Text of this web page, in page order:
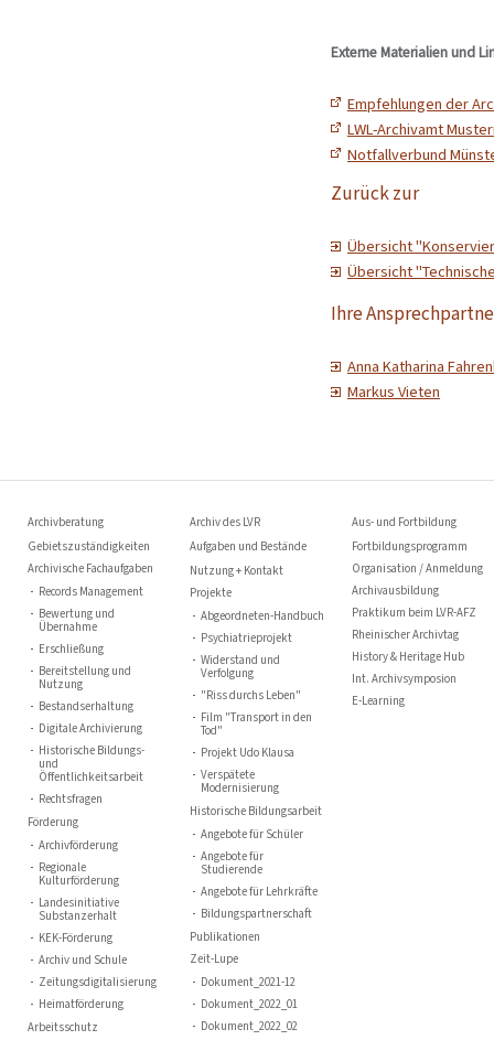
Externe Materialien und
Empfehlungen der
LWL-Archivamt
Notfallverbund
Zurück zur
Übersicht
Übersicht
Ihre
Anna Katharina
Markus Vieten
Archivberatung
Gebietszuständigkeiten
Archivische Fachaufgaben
Records Management
Bewertung und
Übernahme
Erschließung
Bereitstellung und
Nutzung
Bestandserhaltung
Digitale Archivierung
Historische Bildungs-
und
Öffentlichkeitsarbeit
Rechtsfragen
Förderung
Archivförderung
Regionale
Kulturförderung
Landesinitiative
Substanzerhalt
KEK-Förderung
Archiv und Schule
Zeitungsdigitalisierung
Heimatförderung
Arbeitsschutz
Archiv des LVR
Aufgaben und Bestände
Nutzung + Kontakt
Projekte
Abgeordneten-Handbuch
Psychiatrieprojekt
Widerstand und
Verfolgung
"Riss durchs Leben"
Film "Transport in den
Tod"
Projekt Udo Klausa
Verspätete
Modernisierung
Historische Bildungsarbeit
Angebote für Schüler
Angebote für
Studierende
Angebote für Lehrkräfte
Bildungspartnerschaft
Publikationen
Zeit-Lupe
Dokument_2021-12
Dokument_2022_01
Dokument_2022_02
Aus- und Fortbildung
Fortbildungsprogramm
Organisation / Anmeldung
Archivausbildung
Praktikum beim LVR-AFZ
Rheinischer Archivtag
History & Heritage Hub
Int. Archivsymposion
E-Learning